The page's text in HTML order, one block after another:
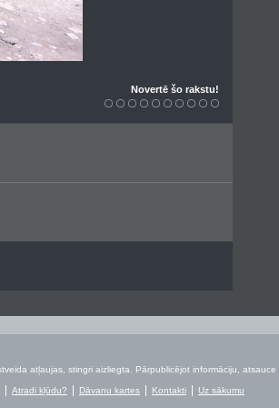
Novertē šo rakstu!
atļaujas, stingri aizliegta. Pārpublicējot informāciju,
Atradi kļūdu? Dāvanu kartes Kontakti Uz sākumu